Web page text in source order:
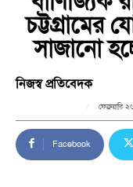
চট্টগ্রামের
সাজানো
নিজস্ব প্রতিবেদক
ফেব্রুয়ারি
Facebook